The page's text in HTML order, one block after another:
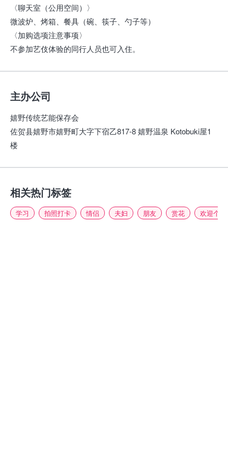
〈聊天室（公用空间）〉
微波炉、烤箱、餐具（碗、筷子、勺子等）
〈加购选项注意事项〉
不参加艺伎体验的同行人员也可入住。
主办公司
嬉野传统艺能保存会
佐贺县嬉野市嬉野町大字下宿乙817-8 嬉野温泉 Kotobuki屋1
楼
相关热门标签
学习 拍照打卡 情侣 夫妇 朋友 赏花 欢迎个